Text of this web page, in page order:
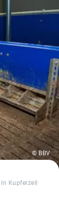
© BBV
Kupferzell